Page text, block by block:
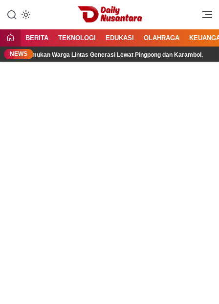
konten
Daily Nusantara
Menyajikan Fakta, Menginspirasi
BERITA TEKNOLOGI EDUKASI OLAHRAGA
NEWS Warga Lintas Generasi Lewat Pingpong dan Karambol.